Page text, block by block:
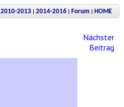
2010-2013 | 2014-2016 | Forum | HOME
Nächster
Beitrag